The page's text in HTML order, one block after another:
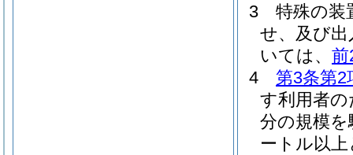
3
特殊の装
せ、及び
いては、 前
4
第3条第2
す利用者
分の規模
ートル以